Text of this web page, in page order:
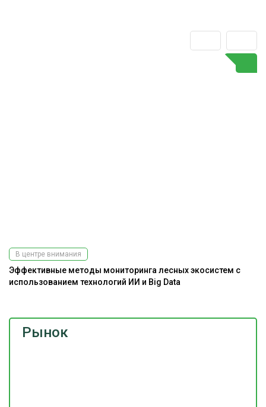
Рынок
В центре внимания
Эффективные методы мониторинга лесных экосистем с
использованием технологий ИИ и Big Data